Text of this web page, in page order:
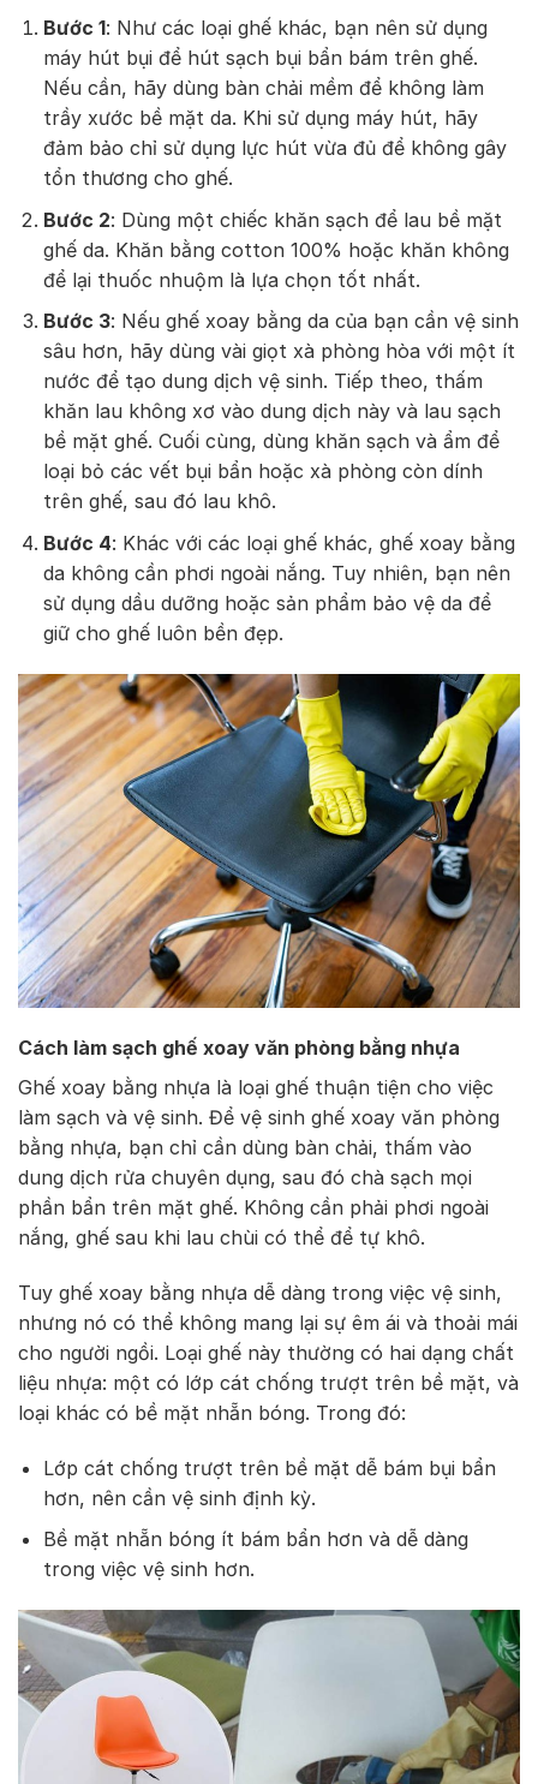
Bước 1: Như các loại ghế khác, bạn nên sử dụng
máy hút bụi để hút sạch bụi bẩn bám trên ghế.
Nếu cần, hãy dùng bàn chải mềm để không làm
trầy xước bề mặt da. Khi sử dụng máy hút, hãy
đảm bảo chỉ sử dụng lực hút vừa đủ để không gây
tổn thương cho ghế.
Bước 2: Dùng một chiếc khăn sạch để lau bề mặt
ghế da. Khăn bằng cotton 100% hoặc khăn không
để lại thuốc nhuộm là lựa chọn tốt nhất.
Bước 3: Nếu ghế xoay bằng da của bạn cần vệ sinh
sâu hơn, hãy dùng vài giọt xà phòng hòa với một ít
nước để tạo dung dịch vệ sinh. Tiếp theo, thấm
khăn lau không xơ vào dung dịch này và lau sạch
bề mặt ghế. Cuối cùng, dùng khăn sạch và ẩm để
loại bỏ các vết bụi bẩn hoặc xà phòng còn dính
trên ghế, sau đó lau khô.
Bước 4: Khác với các loại ghế khác, ghế xoay bằng
da không cần phơi ngoài nắng. Tuy nhiên, bạn nên
sử dụng dầu dưỡng hoặc sản phẩm bảo vệ da để
giữ cho ghế luôn bền đẹp.
Cách làm sạch ghế xoay văn phòng bằng nhựa
Ghế xoay bằng nhựa là loại ghế thuận tiện cho việc
làm sạch và vệ sinh. Để vệ sinh ghế xoay văn phòng
bằng nhựa, bạn chỉ cần dùng bàn chải, thấm vào
dung dịch rửa chuyên dụng, sau đó chà sạch mọi
phần bẩn trên mặt ghế. Không cần phải phơi ngoài
nắng, ghế sau khi lau chùi có thể để tự khô.
Tuy ghế xoay bằng nhựa dễ dàng trong việc vệ sinh,
nhưng nó có thể không mang lại sự êm ái và thoải mái
cho người ngồi. Loại ghế này thường có hai dạng chất
liệu nhựa: một có lớp cát chống trượt trên bề mặt, và
loại khác có bề mặt nhẵn bóng. Trong đó:
Lớp cát chống trượt trên bề mặt dễ bám bụi bẩn
hơn, nên cần vệ sinh định kỳ.
Bề mặt nhẵn bóng ít bám bẩn hơn và dễ dàng
trong việc vệ sinh hơn.